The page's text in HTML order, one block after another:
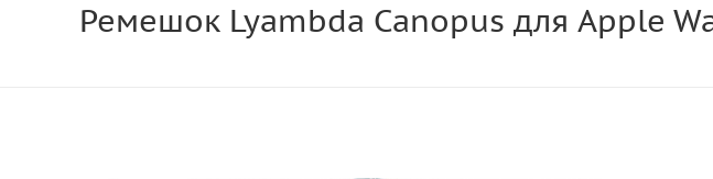
Ремешок Lyambda Canopus для Apple